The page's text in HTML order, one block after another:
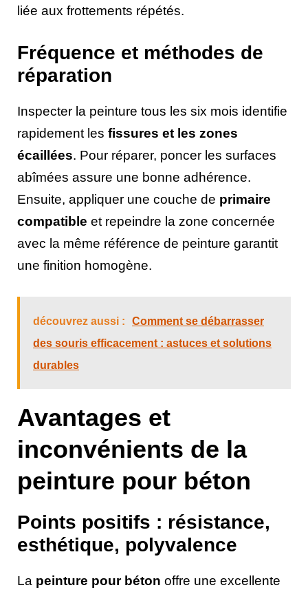
liée aux frottements répétés.
Fréquence et méthodes de
réparation
Inspecter la peinture tous les six mois identifie
rapidement les fissures et les zones
écaillées. Pour réparer, poncer les surfaces
abîmées assure une bonne adhérence.
Ensuite, appliquer une couche de primaire
compatible et repeindre la zone concernée
avec la même référence de peinture garantit
une finition homogène.
découvrez aussi :
Comment se débarrasser
des souris efficacement : astuces et solutions
durables
Avantages et
inconvénients de la
peinture pour béton
Points positifs : résistance,
esthétique, polyvalence
La peinture pour béton offre une excellente